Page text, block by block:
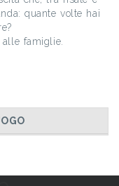
quante volte hai
famiglie.